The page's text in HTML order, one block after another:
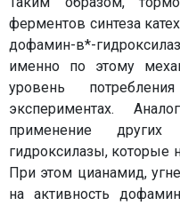
ферментов синтеза
дофамин-в*-
именно по этому
уровень
экспериментах.
применение других
гидроксилазы, которые
При этом цианамид,
на активность